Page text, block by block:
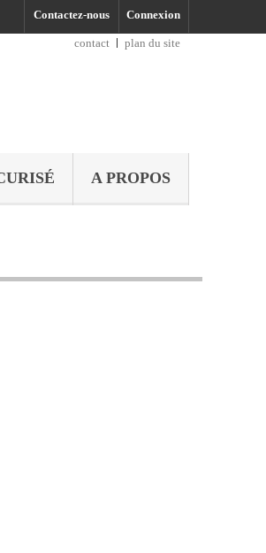
Connexion
Contactez-nous
contact
plan du site
A PROPOS